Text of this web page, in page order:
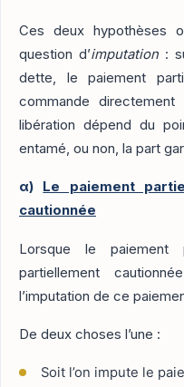
Ces deux hypothèses
question d’imputation :
dette, le paiement
commande
libération dépend du
entamé, ou non, la part
α) Le paiement
cautionnée
Lorsque le
partiellement
l’imputation de ce
De deux choses l’une :
Soit l’on impute le